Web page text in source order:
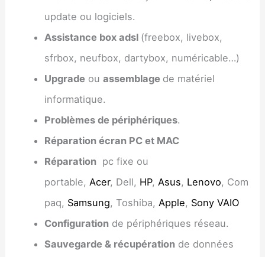
update ou logiciels.
Assistance box adsl (freebox, livebox,
sfrbox, neufbox, dartybox, numéricable…)
Upgrade ou assemblage de matériel
informatique.
Problèmes de périphériques.
Réparation écran PC et MAC
Réparationpc fixe ou
portable, Acer, Dell, HP, Asus, Lenovo, Com
paq, Samsung, Toshiba, Apple, Sony VAIO
Configurationde périphériques réseau.
Sauvegarde & récupérationde données